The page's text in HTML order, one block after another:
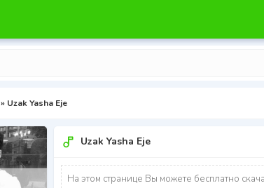
» Uzak Yasha Eje
Uzak Yasha Eje
На этом странице Вы можете бесплатно